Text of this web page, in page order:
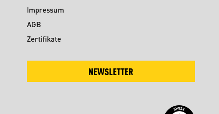
Impressum
AGB
Zertifikate
NEWSLETTER